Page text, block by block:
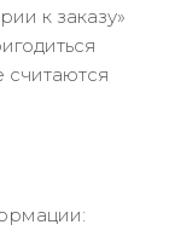
к заказу»
считаются